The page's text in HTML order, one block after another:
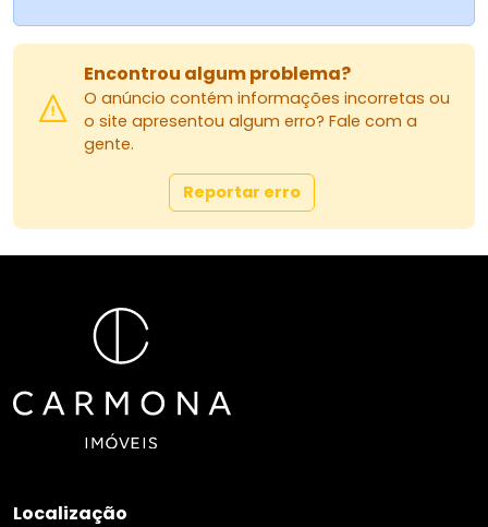
* Área construída (privativa): 99,65 metros
quadrados
* Área total do terreno:** 150,00 metros quadrados
Encontrou algum problema?
O anúncio contém informações incorretas ou
o site apresentou algum erro? Fale com a
gente.
Reportar erro
Localização